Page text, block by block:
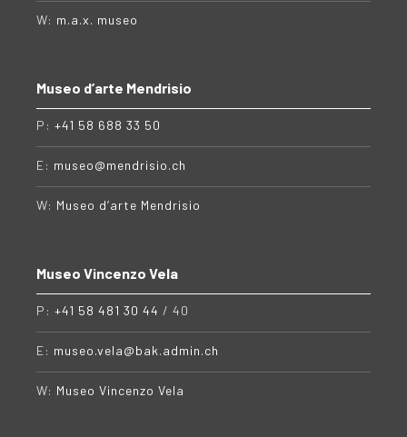
W: m.a.x. museo
Museo d’arte Mendrisio
P: +41 58 688 33 50
E: museo@mendrisio.ch
W: Museo d’arte Mendrisio
Museo Vincenzo Vela
P: +41 58 481 30 44 / 40
E: museo.vela@bak.admin.ch
W: Museo Vincenzo Vela